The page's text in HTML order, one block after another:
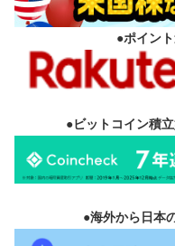
●ポイン
●ビットコイン積
●海外から日本